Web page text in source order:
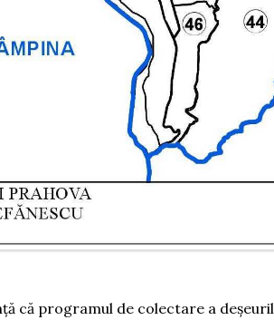
că programul de colectare a